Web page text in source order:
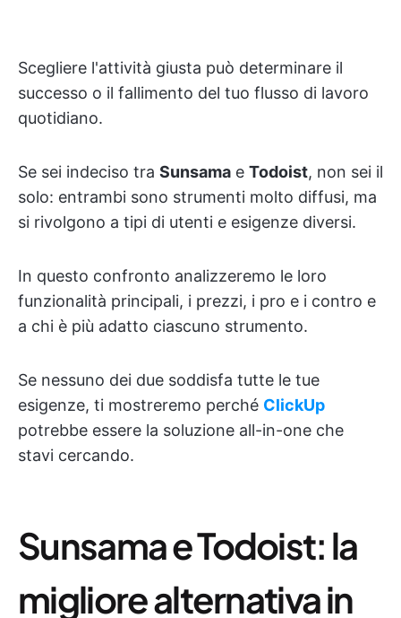
Scegliere l'attività giusta può determinare il
successo o il fallimento del tuo flusso di lavoro
quotidiano.
Se sei indeciso tra Sunsama e Todoist, non sei il
solo: entrambi sono strumenti molto diffusi, ma
si rivolgono a tipi di utenti e esigenze diversi.
In questo confronto analizzeremo le loro
funzionalità principali, i prezzi, i pro e i contro e
a chi è più adatto ciascuno strumento.
Se nessuno dei due soddisfa tutte le tue
esigenze, ti mostreremo perché ClickUp
potrebbe essere la soluzione all-in-one che
stavi cercando.
Sunsama e Todoist: la
migliore alternativa in